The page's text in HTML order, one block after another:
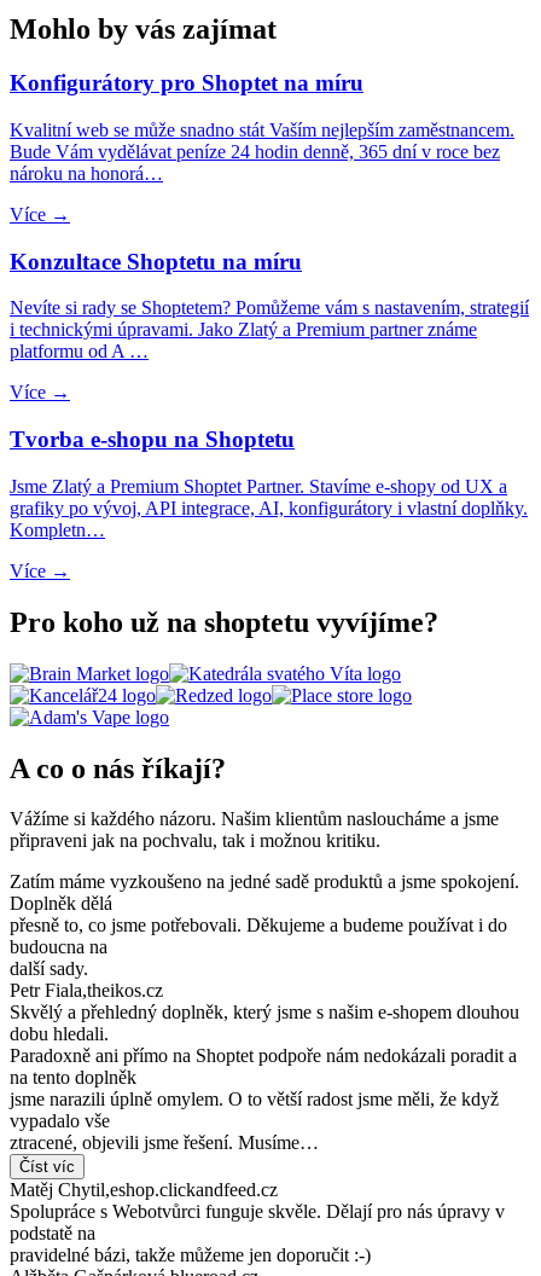
Mohlo by vás zajímat
Konfigurátory pro Shoptet na míru
Kvalitní web se může snadno stát Vaším nejlepším zaměstnancem.
Bude Vám vydělávat peníze 24 hodin denně, 365 dní v roce bez
nároku na honorá…
Více →
Konzultace Shoptetu na míru
Nevíte si rady se Shoptetem? Pomůžeme vám s nastavením, strategií
i technickými úpravami. Jako Zlatý a Premium partner známe
platformu od A …
Více →
Tvorba e-shopu na Shoptetu
Jsme Zlatý a Premium Shoptet Partner. Stavíme e-shopy od UX a
grafiky po vývoj, API integrace, AI, konfigurátory i vlastní doplňky.
Kompletn…
Více →
Pro koho už na shoptetu vyvíjíme?
A co o nás říkají?
Vážíme si každého názoru. Našim klientům nasloucháme a jsme
připraveni jak na pochvalu, tak i možnou kritiku.
Zatím máme vyzkoušeno na jedné sadě produktů a jsme spokojení.
Doplněk dělá
přesně to, co jsme potřebovali. Děkujeme a budeme používat i do
budoucna na
další sady.
Petr Fiala,theikos.cz
Skvělý a přehledný doplněk, který jsme s našim e-shopem dlouhou
dobu hledali.
Paradoxně ani přímo na Shoptet podpoře nám nedokázali poradit a
na tento doplněk
jsme narazili úplně omylem. O to větší radost jsme měli, že když
vypadalo vše
ztracené, objevili jsme řešení. Musíme…
Číst víc
Matěj Chytil,eshop.clickandfeed.cz
Spolupráce s Webotvůrci funguje skvěle. Dělají pro nás úpravy v
podstatě na
pravidelné bázi, takže můžeme jen doporučit :-)